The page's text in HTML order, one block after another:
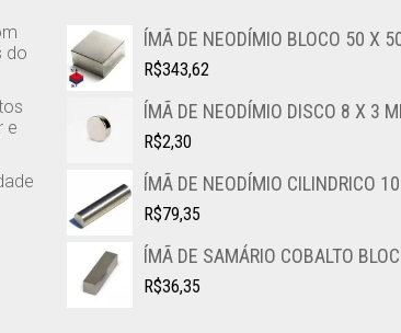
do
e
ÍMÃ DE NEODÍMIO BLOCO 50 X
R$343,62
ÍMÃ DE NEODÍMIO DISCO 8 X 3
R$2,30
ÍMÃ DE NEODÍMIO CILINDRICO
R$79,35
ÍMÃ DE SAMÁRIO COBALTO
R$36,35